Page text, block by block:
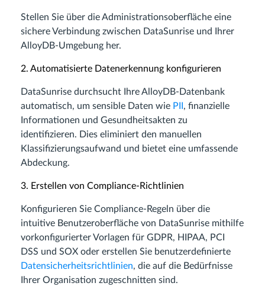
Stellen Sie über die Administrationsoberfläche eine
sichere Verbindung zwischen DataSunrise und Ihrer
AlloyDB-Umgebung her.
2. Automatisierte Datenerkennung konfigurieren
DataSunrise durchsucht Ihre AlloyDB-Datenbank
automatisch, um sensible Daten wie PII , finanzielle
Informationen und Gesundheitsakten zu
identifizieren. Dies eliminiert den manuellen
Klassifizierungsaufwand und bietet eine umfassende
Abdeckung.
3. Erstellen von Compliance-Richtlinien
Konfigurieren Sie Compliance-Regeln über die
intuitive Benutzeroberfläche von DataSunrise mithilfe
vorkonfigurierter Vorlagen für GDPR, HIPAA, PCI
DSS und SOX oder erstellen Sie benutzerdefinierte
Datensicherheitsrichtlinien, die auf die Bedürfnisse
Ihrer Organisation zugeschnitten sind.